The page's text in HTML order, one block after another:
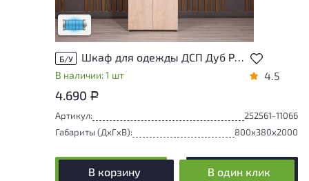
Низкая степень износа
Б/У Шкаф для одежды ДСП Дуб Россия
В наличии: 1 шт 4.5
4.690 Р
Артикул:
252561-11066
Габариты (ДxГxВ):
800x380x2000
В корзину В один клик